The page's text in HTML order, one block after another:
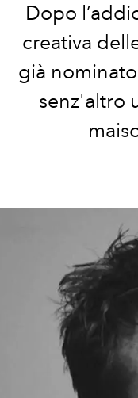
Dopo
creativa
già
senz'altro